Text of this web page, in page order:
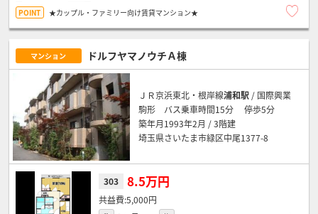
★カップル・ファミリー向け賃貸マンション★
マンション ドルフヤマノウチＡ棟
ＪＲ京浜東北・根岸線浦和駅 / 国際興業
駒形 バス乗車時間15分 停歩5分
築年月1993年2月 / 3階建
埼玉県さいたま市緑区中尾1377-8
303 8.5万円
5,000円